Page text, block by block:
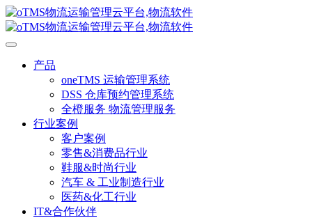
产品
oneTMS 运输管理系统
DSS 仓库预约管理系统
全橙服务 物流管理服务
行业案例
客户案例
零售&消费品行业
鞋服&时尚行业
汽车 & 工业制造行业
医药&化工行业
IT&合作伙伴